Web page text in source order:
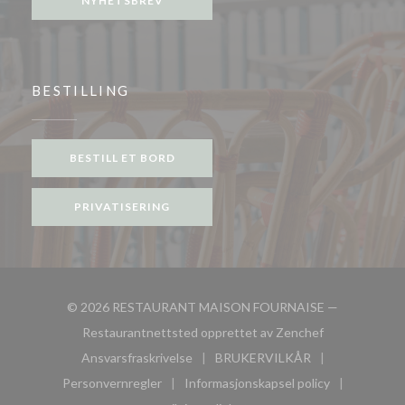
BESTILLING
BESTILL ET BORD
PRIVATISERING
© 2026 RESTAURANT MAISON FOURNAISE —
Restaurantnettsted opprettet av Zenchef((åpner i et
Ansvarsfraskrivelse
((åpner i et nytt vindu))
BRUKERVILKÅR
((åpner i et nytt vindu))
Personvernregler
((åpner i et nytt vindu))
Informasjonskapsel policy
((åpner i et nytt vindu))